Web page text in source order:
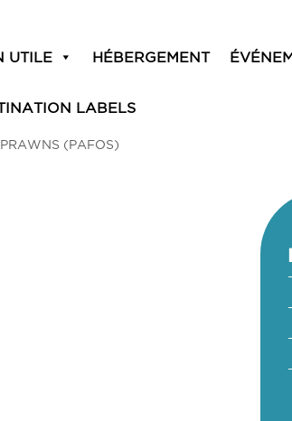
UTILE HÉBERGEMENT
LABELS
(PAFOS)